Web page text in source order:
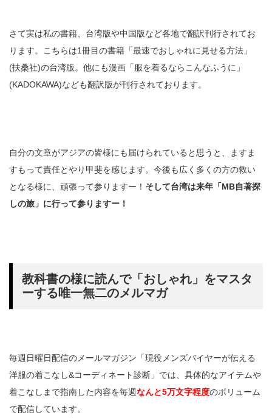
さて実は私の書籍、台湾版や中国版など各地で翻訳刊行されてお
ります。こちらは1冊目の書籍「最速でおしゃれに見せる方法」
(扶桑社)の台湾版。他にも漫画「服を着るならこんなふうに」
(KADOKAWA)なども翻訳版が刊行されております。
自分の文章がアジアの皆様にも届けられていると思うと、ますま
すもって責任とやり甲斐を感じます。今後も広く多くの方の救い
となる様に、頑張って参りますー！ そして台湾は来年「MB自著探
しの旅」に行って参りますー！
教科書の様に読んで「おしゃれ」をマスタ
ーする唯一無二のメルマガ
毎週日曜日配信のメールマガジン「現役メンズバイヤーが伝える
洋服の着こなし&コーディネート診断」では、具体的なアイテムや
着こなしまで指南した内容を毎週なんと5万文字程度のボリューム
で配信しています。